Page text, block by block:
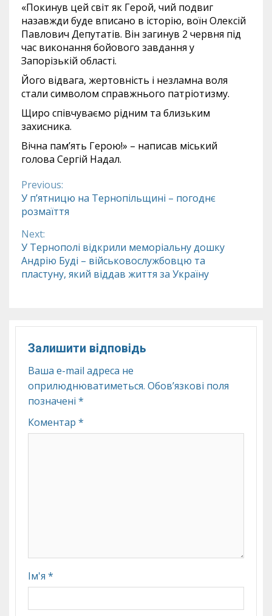
«Покинув цей світ як Герой, чий подвиг
назавжди буде вписано в історію, воїн Олексій
Павлович Депутатів. Він загинув 2 червня під
час виконання бойового завдання у
Запорізькій області.
Його відвага, жертовність і незламна воля
стали символом справжнього патріотизму.
Щиро співчуваємо рідним та близьким
захисника.
Вічна памʼять Герою!» – написав міський
голова Сергій Надал.
Continue
Reading
Previous:
У п’ятницю на Тернопільщині – погоднє
розмаїття
Next:
У Тернополі відкрили меморіальну дошку
Андрію Буді – військовослужбовцю та
пластуну, який віддав життя за Україну
Залишити відповідь
Ваша e-mail адреса не
оприлюднюватиметься. Обов’язкові поля
позначені *
Коментар *
Ім'я *